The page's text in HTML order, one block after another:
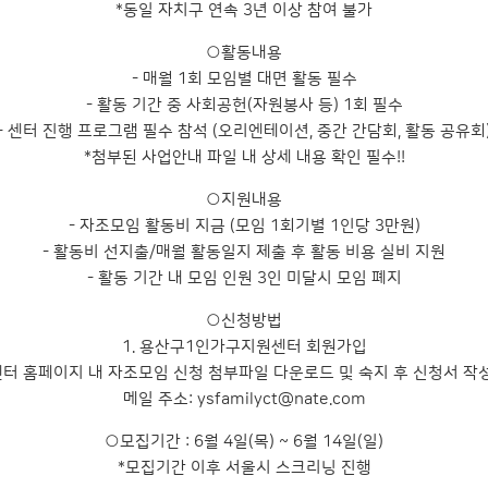
*동일 자치구 연속 3년 이상 참여 불가
○활동내용
- 매월 1회 모임별 대면 활동 필수
- 활동 기간 중 사회공헌(자원봉사 등) 1회 필수
센터 진행 프로그램 필수 참석 (오리엔테이션, 중간 간담회, 활동 공유회
*첨부된 사업안내 파일 내 상세 내용 확인 필수!!
○지원내용
- 자조모임 활동비 지금 (모임 1회기별 1인당 3만원)
- 활동비 선지출/매월 활동일지 제출 후 활동 비용 실비 지원
- 활동 기간 내 모임 인원 3인 미달시 모임 폐지
○신청방법
1. 용산구1인가구지원센터 회원가입
홈페이지 내 자조모임 신청 첨부파일 다운로드 및 숙지 후 신청서 작
메일 주소: ysfamilyct@nate.com
○모집기간 : 6월 4일(목) ~ 6월 14일(일)
*모집기간 이후 서울시 스크리닝 진행